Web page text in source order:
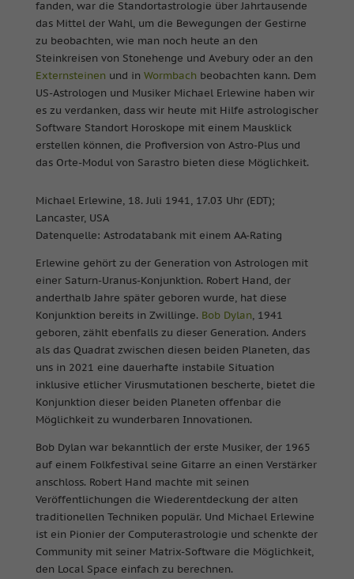
fanden, war die Standortastrologie über Jahrtausende
das Mittel der Wahl, um die Bewegungen der Gestirne
zu beobachten, wie man noch heute an den
Steinkreisen von Stonehenge und Avebury oder an den
Externsteinen und in Wormbach beobachten kann. Dem
US-Astrologen und Musiker Michael Erlewine haben wir
es zu verdanken, dass wir heute mit Hilfe astrologischer
Software Standort Horoskope mit einem Mausklick
erstellen können, die Profiversion von Astro-Plus und
das Orte-Modul von Sarastro bieten diese Möglichkeit.
Michael Erlewine, 18. Juli 1941, 17.03 Uhr (EDT);
Lancaster, USA
Datenquelle: Astrodatabank mit einem AA-Rating
Erlewine gehört zu der Generation von Astrologen mit
einer Saturn-Uranus-Konjunktion. Robert Hand, der
anderthalb Jahre später geboren wurde, hat diese
Konjunktion bereits in Zwillinge. Bob Dylan, 1941
geboren, zählt ebenfalls zu dieser Generation. Anders
als das Quadrat zwischen diesen beiden Planeten, das
uns in 2021 eine dauerhafte instabile Situation
inklusive etlicher Virusmutationen bescherte, bietet die
Konjunktion dieser beiden Planeten offenbar die
Möglichkeit zu wunderbaren Innovationen.
Bob Dylan war bekanntlich der erste Musiker, der 1965
auf einem Folkfestival seine Gitarre an einen Verstärker
anschloss. Robert Hand machte mit seinen
Veröffentlichungen die Wiederentdeckung der alten
traditionellen Techniken populär. Und Michael Erlewine
ist ein Pionier der Computerastrologie und schenkte der
Community mit seiner Matrix-Software die Möglichkeit,
den Local Space einfach zu berechnen.